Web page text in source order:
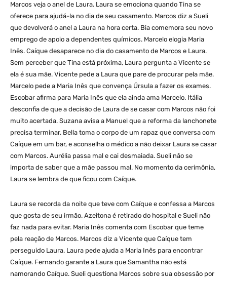
Marcos veja o anel de Laura. Laura se emociona quando Tina se
oferece para ajudá-la no dia de seu casamento. Marcos diz a Sueli
que devolverá o anel a Laura na hora certa. Bia comemora seu novo
emprego de apoio a dependentes químicos. Marcelo elogia Maria
Inês. Caíque desaparece no dia do casamento de Marcos e Laura.
Sem perceber que Tina está próxima, Laura pergunta a Vicente se
ela é sua mãe. Vicente pede a Laura que pare de procurar pela mãe.
Marcelo pede a Maria Inês que convença Úrsula a fazer os exames.
Escobar afirma para Maria Inês que ela ainda ama Marcelo. Itália
desconfia de que a decisão de Laura de se casar com Marcos não foi
muito acertada. Suzana avisa a Manuel que a reforma da lanchonete
precisa terminar. Bella toma o corpo de um rapaz que conversa com
Caíque em um bar, e aconselha o médico a não deixar Laura se casar
com Marcos. Aurélia passa mal e cai desmaiada. Sueli não se
importa de saber que a mãe passou mal. No momento da cerimônia,
Laura se lembra de que ficou com Caíque.
Laura se recorda da noite que teve com Caíque e confessa a Marcos
que gosta de seu irmão. Azeitona é retirado do hospital e Sueli não
faz nada para evitar. Maria Inês comenta com Escobar que teme
pela reação de Marcos. Marcos diz a Vicente que Caíque tem
perseguido Laura. Laura pede ajuda a Maria Inês para encontrar
Caíque. Fernando garante a Laura que Samantha não está
namorando Caíque. Sueli questiona Marcos sobre sua obsessão por